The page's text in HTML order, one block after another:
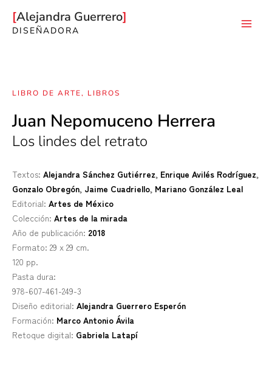
contenido
Alejandra Guerrero
DISEÑADORA
LIBRO DE ARTE, LIBROS
Juan Nepomuceno Herrera
Los lindes del retrato
Textos: Alejandra Sánchez Gutiérrez, Enrique Avilés Rodríguez,
Gonzalo Obregón, Jaime Cuadriello, Mariano González Leal
Editorial: Artes de México
Colección: Artes de la mirada
Año de publicación: 2018
Formato: 29 x 29 cm.
120 pp.
Pasta dura:
978-607-461-249-3
Diseño editorial: Alejandra Guerrero Esperón
Formación: Marco Antonio Ávila
Retoque digital: Gabriela Latapí